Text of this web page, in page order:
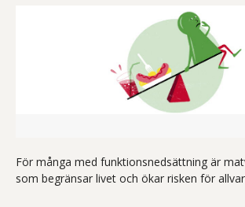
För många med funktionsnedsättning är
som begränsar livet och ökar risken för